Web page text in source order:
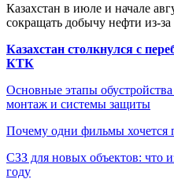
Казахстан в июле и начале
сокращать добычу нефти из-
Казахстан столкнулся с
КТК
Основные этапы
монтаж и системы защиты
Почему одни фильмы хочется
СЗЗ для новых объектов: что
году